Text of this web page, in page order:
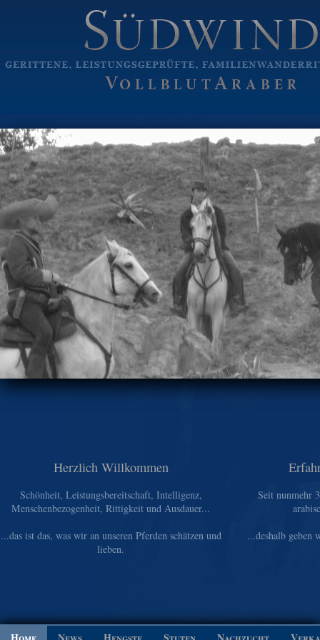
Herzlich Willkommen
Schönheit, Leistungsbereitschaft, Intelligenz,
Menschenbezogenheit, Rittigkeit und Ausdauer...
...das ist das, was wir an unseren Pferden schätzen und
lieben.
Seit nunmehr
...deshalb